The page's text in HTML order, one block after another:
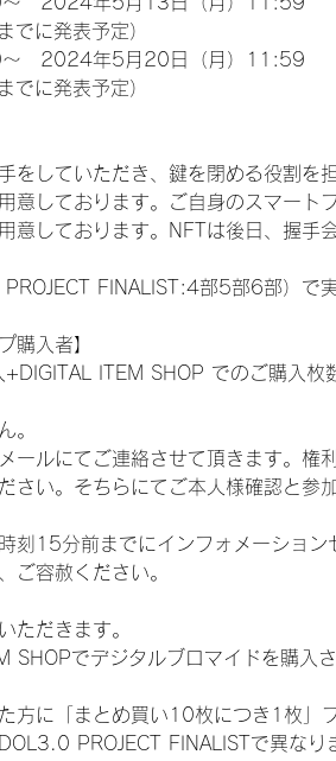
に発表予定）
　2024年5月20日（月）11:59
に発表予定）
をしていただき、鍵を閉める役割を
意しております。ご自身のスマート
意しております。NFTは後日、握手
FINALIST:4部5部6部）で
購入者】
ITEM SHOP でのご購入枚
。
ールにてご連絡させて頂きます。権
さい。そちらにてご本人様確認と参
刻15分前までにインフォメーション
ご容赦ください。
ただきます。
でデジタルブロマイドを購入
方に「まとめ買い10枚につき1枚」
PROJECT FINALISTで異なり